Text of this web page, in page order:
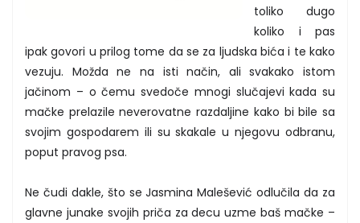
toliko dugo
koliko i pas
ipak govori u prilog tome da se za ljudska bića i te kako
vezuju. Možda ne na isti način, ali svakako istom
jačinom – o čemu svedoče mnogi slučajevi kada su
mačke prelazile neverovatne razdaljine kako bi bile sa
svojim gospodarem ili su skakale u njegovu odbranu,
poput pravog psa.
Ne čudi dakle, što se Jasmina Malešević odlučila da za
glavne junake svojih priča za decu uzme baš mačke –